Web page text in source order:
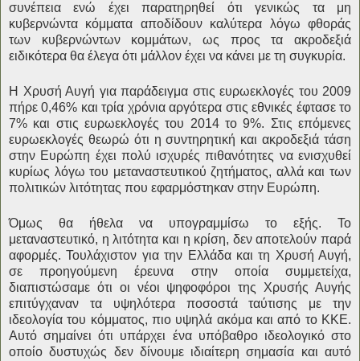
συνέπεια ενώ έχει παρατηρηθεί ότι γενικώς τα μη
κυβερνώντα κόμματα αποδίδουν καλύτερα λόγω φθοράς
των κυβερνώντων κομμάτων, ως προς τα ακροδεξιά
ειδικότερα θα έλεγα ότι μάλλον έχει να κάνει με τη συγκυρία.
Η Χρυσή Αυγή για παράδειγμα στις ευρωεκλογές του 2009
πήρε 0,46% και τρία χρόνια αργότερα στις εθνικές έφτασε το
7% και στις ευρωεκλογές του 2014 το 9%. Στις επόμενες
ευρωεκλογές θεωρώ ότι η συντηρητική και ακροδεξιά τάση
στην Ευρώπη έχει πολύ ισχυρές πιθανότητες να ενισχυθεί
κυρίως λόγω του μεταναστευτικού ζητήματος, αλλά και των
πολιτικών λιτότητας που εφαρμόστηκαν στην Ευρώπη.
Όμως θα ήθελα να υπογραμμίσω το εξής. Το
μεταναστευτικό, η λιτότητα και η κρίση, δεν αποτελούν παρά
αφορμές. Τουλάχιστον για την Ελλάδα και τη Χρυσή Αυγή,
σε προηγούμενη έρευνα στην οποία συμμετείχα,
διαπιστώσαμε ότι οι νέοι ψηφοφόροι της Χρυσής Αυγής
επιτύγχαναν τα υψηλότερα ποσοστά ταύτισης με την
ιδεολογία του κόμματος, πιο υψηλά ακόμα και από το ΚΚΕ.
Αυτό σημαίνει ότι υπάρχει ένα υπόβαθρο ιδεολογικό στο
οποίο δυστυχώς δεν δίνουμε ιδιαίτερη σημασία και αυτό